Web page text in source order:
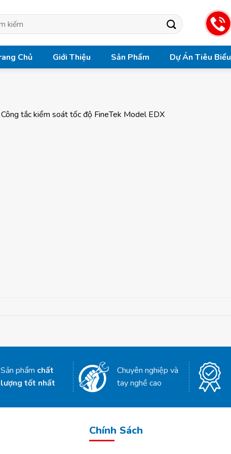
Chủ Giới Thiệu Sản Phẩm Dự Án Tiêu Biểu
Công tắc kiểm soát tốc độ FineTek Model EDX
Sản phẩm chất
lượng tốt nhất
Chuyên nghiệp và
tay nghề cao
Chính Sách